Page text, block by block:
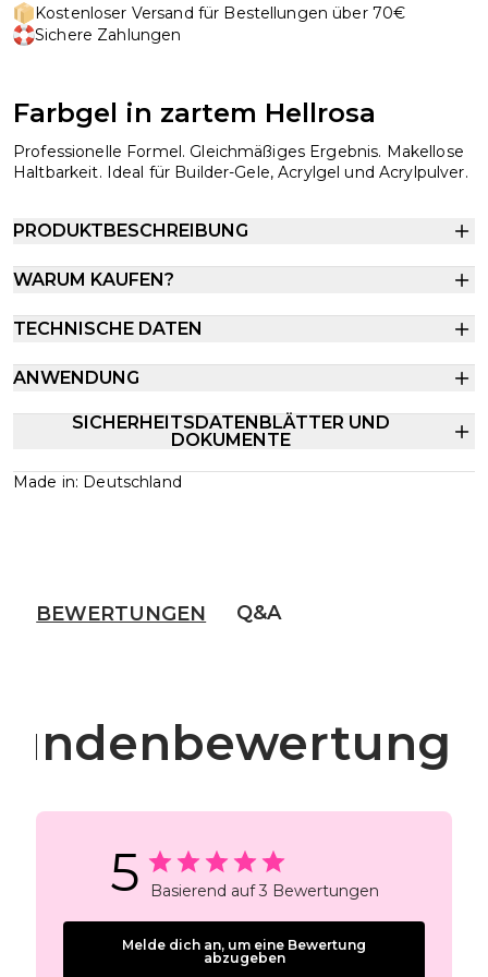
Kostenloser Versand für Bestellungen über 70€
Sichere Zahlungen
Farbgel in zartem Hellrosa
Professionelle Formel. Gleichmäßiges Ergebnis. Makellose
Haltbarkeit. Ideal für Builder-Gele, Acrylgel und Acrylpulver.
PRODUKTBESCHREIBUNG
WARUM KAUFEN?
TECHNISCHE DATEN
ANWENDUNG
SICHERHEITSDATENBLÄTTER UND
DOKUMENTE
Made in: Deutschland
BEWERTUNGEN Q&A
5 Basierend auf 3 Bewertungen
Melde dich an, um eine Bewertung
abzugeben